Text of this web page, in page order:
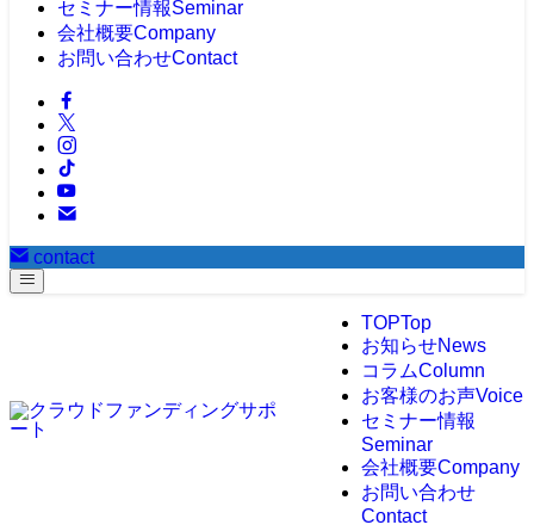
セミナー情報Seminar
会社概要Company
お問い合わせContact
contact
TOPTop
お知らせNews
コラムColumn
お客様のお声Voice
セミナー情報
Seminar
会社概要Company
お問い合わせ
Contact